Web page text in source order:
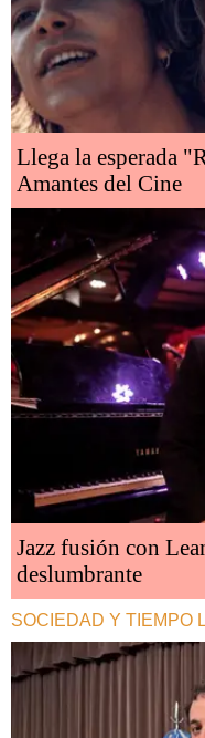
Llega la esperada
Amantes del Cine
Jazz fusión con
deslumbrante
SOCIEDAD Y TIEMPO